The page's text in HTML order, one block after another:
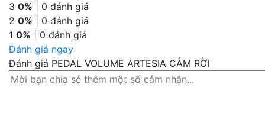
3 0% | 0 đánh giá
2 0% | 0 đánh giá
1 0% | 0 đánh giá
Đánh giá ngay
Đánh giá PEDAL VOLUME ARTESIA CẮM RỜI